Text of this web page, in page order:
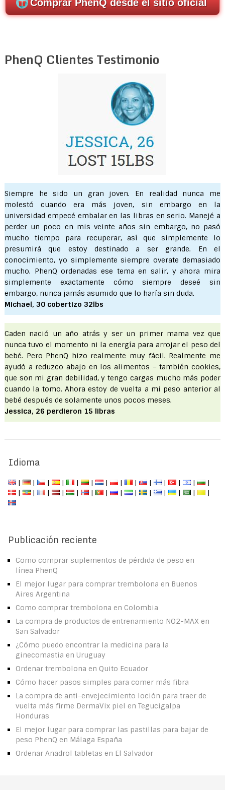
Comprar PhenQ desde el sitio oficial
PhenQ Clientes Testimonio
Siempre he sido un gran joven. En realidad nunca me
molestó cuando era más joven, sin embargo en la
universidad empecé embalar en las libras en serio. Manejé a
perder un poco en mis veinte años sin embargo, no pasó
mucho tiempo para recuperar, así que simplemente lo
presumirá que estoy destinado a ser grande. En el
conocimiento, yo simplemente siempre overate demasiado
mucho. PhenQ ordenadas ese tema en salir, y ahora mira
simplemente exactamente cómo siempre deseé sin
embargo, nunca jamás asumido que lo haría sin duda.
Michael, 30 cobertizo 32lbs
Caden nació un año atrás y ser un primer mama vez que
nunca tuvo el momento ni la energía para arrojar el peso del
bebé. Pero PhenQ hizo realmente muy fácil. Realmente me
ayudó a reduzco abajo en los alimentos – también cookies,
que son mi gran debilidad, y tengo cargas mucho más poder
cuando la tomo. Ahora estoy de vuelta a mi peso anterior al
bebé después de solamente unos pocos meses.
Jessica, 26 perdieron 15 libras
Idioma
| | | | | | | | | | | | |
|
|
| | | | | | | | | | | | |
Publicación reciente
Como comprar suplementos de pérdida de peso en
línea PhenQ
El mejor lugar para comprar trembolona en Buenos
Aires Argentina
Como comprar trembolona en Colombia
La compra de productos de entrenamiento NO2-MAX en
San Salvador
¿Cómo puedo encontrar la medicina para la
ginecomastia en Uruguay
Ordenar trembolona en Quito Ecuador
Cómo hacer pasos simples para comer más fibra
La compra de anti-envejecimiento loción para traer de
vuelta más firme DermaVix piel en Tegucigalpa
Honduras
El mejor lugar para comprar las pastillas para bajar de
peso PhenQ en Málaga España
Ordenar Anadrol tabletas en El Salvador